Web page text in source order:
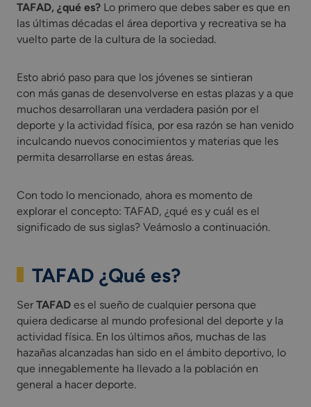
TAFAD, ¿qué es? Lo primero que debes saber es que en
las últimas décadas el área deportiva y recreativa se ha
vuelto parte de la cultura de la sociedad.
Esto abrió paso para que los jóvenes se sintieran
con más ganas de desenvolverse en estas plazas y a que
muchos desarrollaran una verdadera pasión por el
deporte y la actividad física, por esa razón se han venido
inculcando nuevos conocimientos y materias que les
permita desarrollarse en estas áreas.
Con todo lo mencionado, ahora es momento de
explorar el concepto: TAFAD, ¿qué es y cuál es el
significado de sus siglas? Veámoslo a continuación.
TAFAD ¿Qué es?
Ser TAFAD es el sueño de cualquier persona que
quiera dedicarse al mundo profesional del deporte y la
actividad física. En los últimos años, muchas de las
hazañas alcanzadas han sido en el ámbito deportivo, lo
que innegablemente ha llevado a la población en
general a hacer deporte.